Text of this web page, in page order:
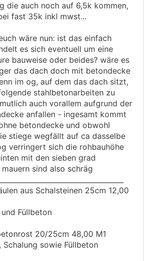
die auch noch auf 6,5k kommen,
fast 35k inkl mwst...
wäre nun: ist das einfach
es sich eventuell um eine
bauweise oder beides? wäre es
das dach doch mit betondecke
im og, auf dem das dach sitzt,
stahlbetonarbeiten zu
auch vorallem aufgrund der
anfallen - ingesamt kommt
betondecke und obwohl
stiege wegfällt auf ca dasselbe
verringert sich die rohbauhöhe
mit den sieben grad
sind also schräg
aus Schalsteinen 25cm 12,00
Füllbeton
20/25cm 48,00 M1
Schalung sowie Füllbeton